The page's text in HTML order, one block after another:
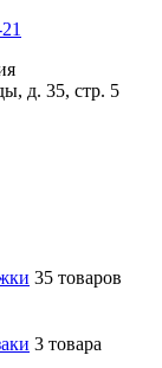
д. 35, стр. 5
35 товаров
3 товара